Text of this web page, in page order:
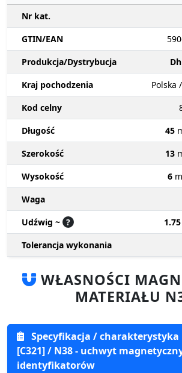
Nr kat.
GTIN/EAN
Produkcja/Dystrybucja
Kraj pochodzenia
Polska
Kod celny
Długość
45
Szerokość
13
Wysokość
6
Waga
Udźwig ~ ?
Tolerancja wykonania
WŁASNOŚCI
MATERIAŁU
Specyfikacja / charakterystyka
[C321] / N38 - uchwyt
identyfikatorów